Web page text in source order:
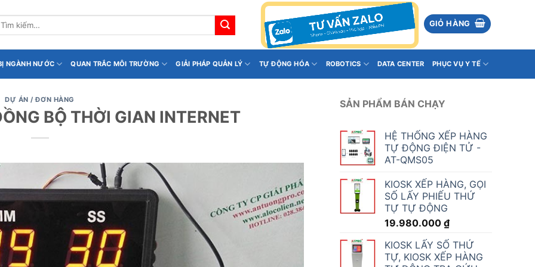
GIỎ HÀNG
NGÀNH NƯỚC QUAN TRẮC MÔI TRƯỜNG GIẢI PHÁP QUẢN LÝ TỰ ĐỘNG HÓA ROBOTICS DATA CENTER PHỤC VỤ Y TẾ
DỰ ÁN / ĐƠN HÀNG
BỘ THỜI GIAN INTERNET
SẢN PHẨM BÁN CHẠY
HỆ THỐNG XẾP HÀNG
TỰ ĐỘNG ĐIỆN TỬ -
AT-QMS05
KIOSK XẾP HÀNG, GỌI
SỐ LẤY PHIẾU THỨ
TỰ TỰ ĐỘNG
19.980.000 ₫
KIOSK LẤY SỐ THỨ
TỰ, KIOSK XẾP HÀNG